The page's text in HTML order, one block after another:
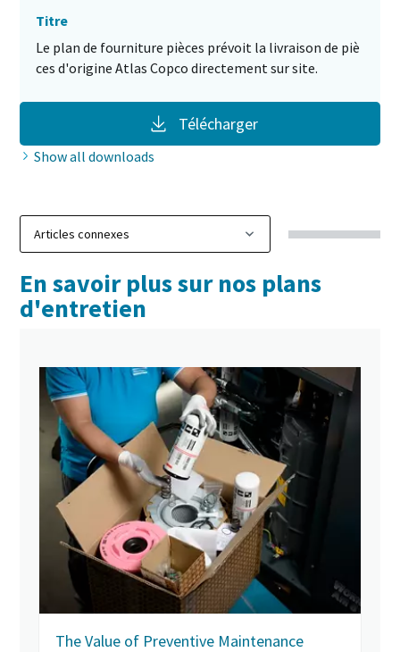
Titre
Le plan de fourniture pièces prévoit la livraison de piè
ces d'origine Atlas Copco directement sur site.
Télécharger
Show all downloads
En savoir plus sur nos plans
d'entretien
The Value of Preventive Maintenance